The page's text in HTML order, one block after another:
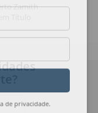
Zamith
de privacidade